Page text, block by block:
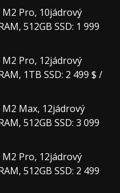
Pro, 10jádrový
512GB SSD: 1 999
Pro, 12jádrový
1TB SSD: 2 499 $ /
Max, 12jádrový
512GB SSD: 3 099
Pro, 12jádrový
512GB SSD: 2 499